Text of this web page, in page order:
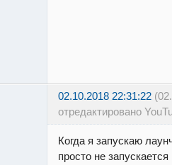
02.10.2018 22:31:22
отредактировано
Когда я запускаю
просто не